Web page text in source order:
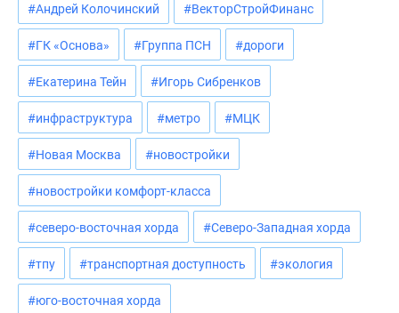
#Андрей Колочинский #ВекторСтройФинанс
#ГК «Основа» #Группа ПСН #дороги
#Екатерина Тейн #Игорь Сибренков
#инфраструктура #метро #МЦК
#Новая Москва #новостройки
#новостройки комфорт-класса
#северо-восточная хорда #Северо-Западная хорда
#тпу #транспортная доступность #экология
#юго-восточная хорда